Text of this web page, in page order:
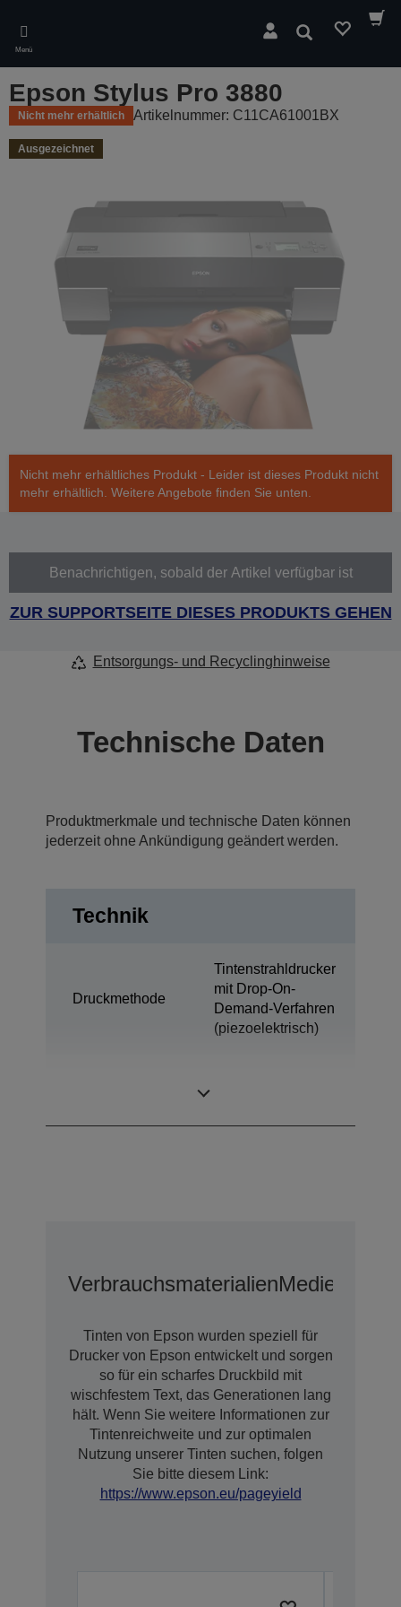
main
content
Menü
Suchen
Epson Stylus Pro 3880
Nicht mehr erhältlich Artikelnummer: C11CA61001BX
Ausgezeichnet
Nicht mehr erhältliches Produkt - Leider ist dieses Produkt nicht
mehr erhältlich. Weitere Angebote finden Sie unten.
Benachrichtigen, sobald der Artikel verfügbar ist
ZUR SUPPORTSEITE DIESES PRODUKTS GEHEN
Entsorgungs- und Recyclinghinweise
Technische Daten
Produktmerkmale und technische Daten können
jederzeit ohne Ankündigung geändert werden.
Technik
Druckmethode
Tintenstrahldrucker
mit Drop-On-
Demand-Verfahren
(piezoelektrisch)
VerbrauchsmaterialienMedien
Tinten von Epson wurden speziell für
Drucker von Epson entwickelt und sorgen
so für ein scharfes Druckbild mit
wischfestem Text, das Generationen lang
hält. Wenn Sie weitere Informationen zur
Tintenreichweite und zur optimalen
Nutzung unserer Tinten suchen, folgen
Sie bitte diesem Link:
https://www.epson.eu/pageyield